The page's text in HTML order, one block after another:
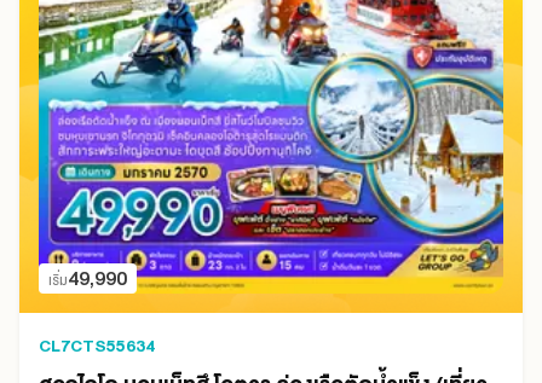
เริ่ม49,990
CL7CTS55634